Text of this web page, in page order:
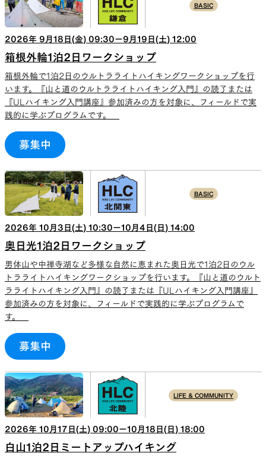
BASIC
2026年 9 月 18 日(金) 09:30ー9 月 19 日(土) 12:00
箱根外輪1泊2日ワークショップ
箱根外輪で1泊2日のウルトラライトハイキングワークショップを行
います。『山と道のウルトラライトハイキング入門』の読了または
『ULハイキング入門講座』参加済みの方を対象に、フィールドで実
践的に学ぶプログラムです。
募集中
BASIC
2026年 10 月 3 日(土) 10:30ー10 月 4 日( 日 ) 14:00
奥日光1泊2日ワークショップ
男体山や中禅寺湖など多様な自然に恵まれた奥日光で1泊2日のウル
トラライトハイキングワークショップを行います。『山と道のウルト
ラライトハイキング入門』の読了または『ULハイキング入門講座』
参加済みの方を対象に、フィールドで実践的に学ぶプログラムで
す。
募集中
LIFE & COMMUNITY
2026年 10 月 17 日(土) 09:00ー10 月 18 日( 日 ) 18:00
白山1泊2日ミートアップハイキング